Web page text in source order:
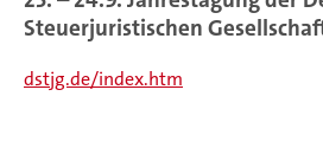
Steuerjuristischen
dstjg.de/index.htm